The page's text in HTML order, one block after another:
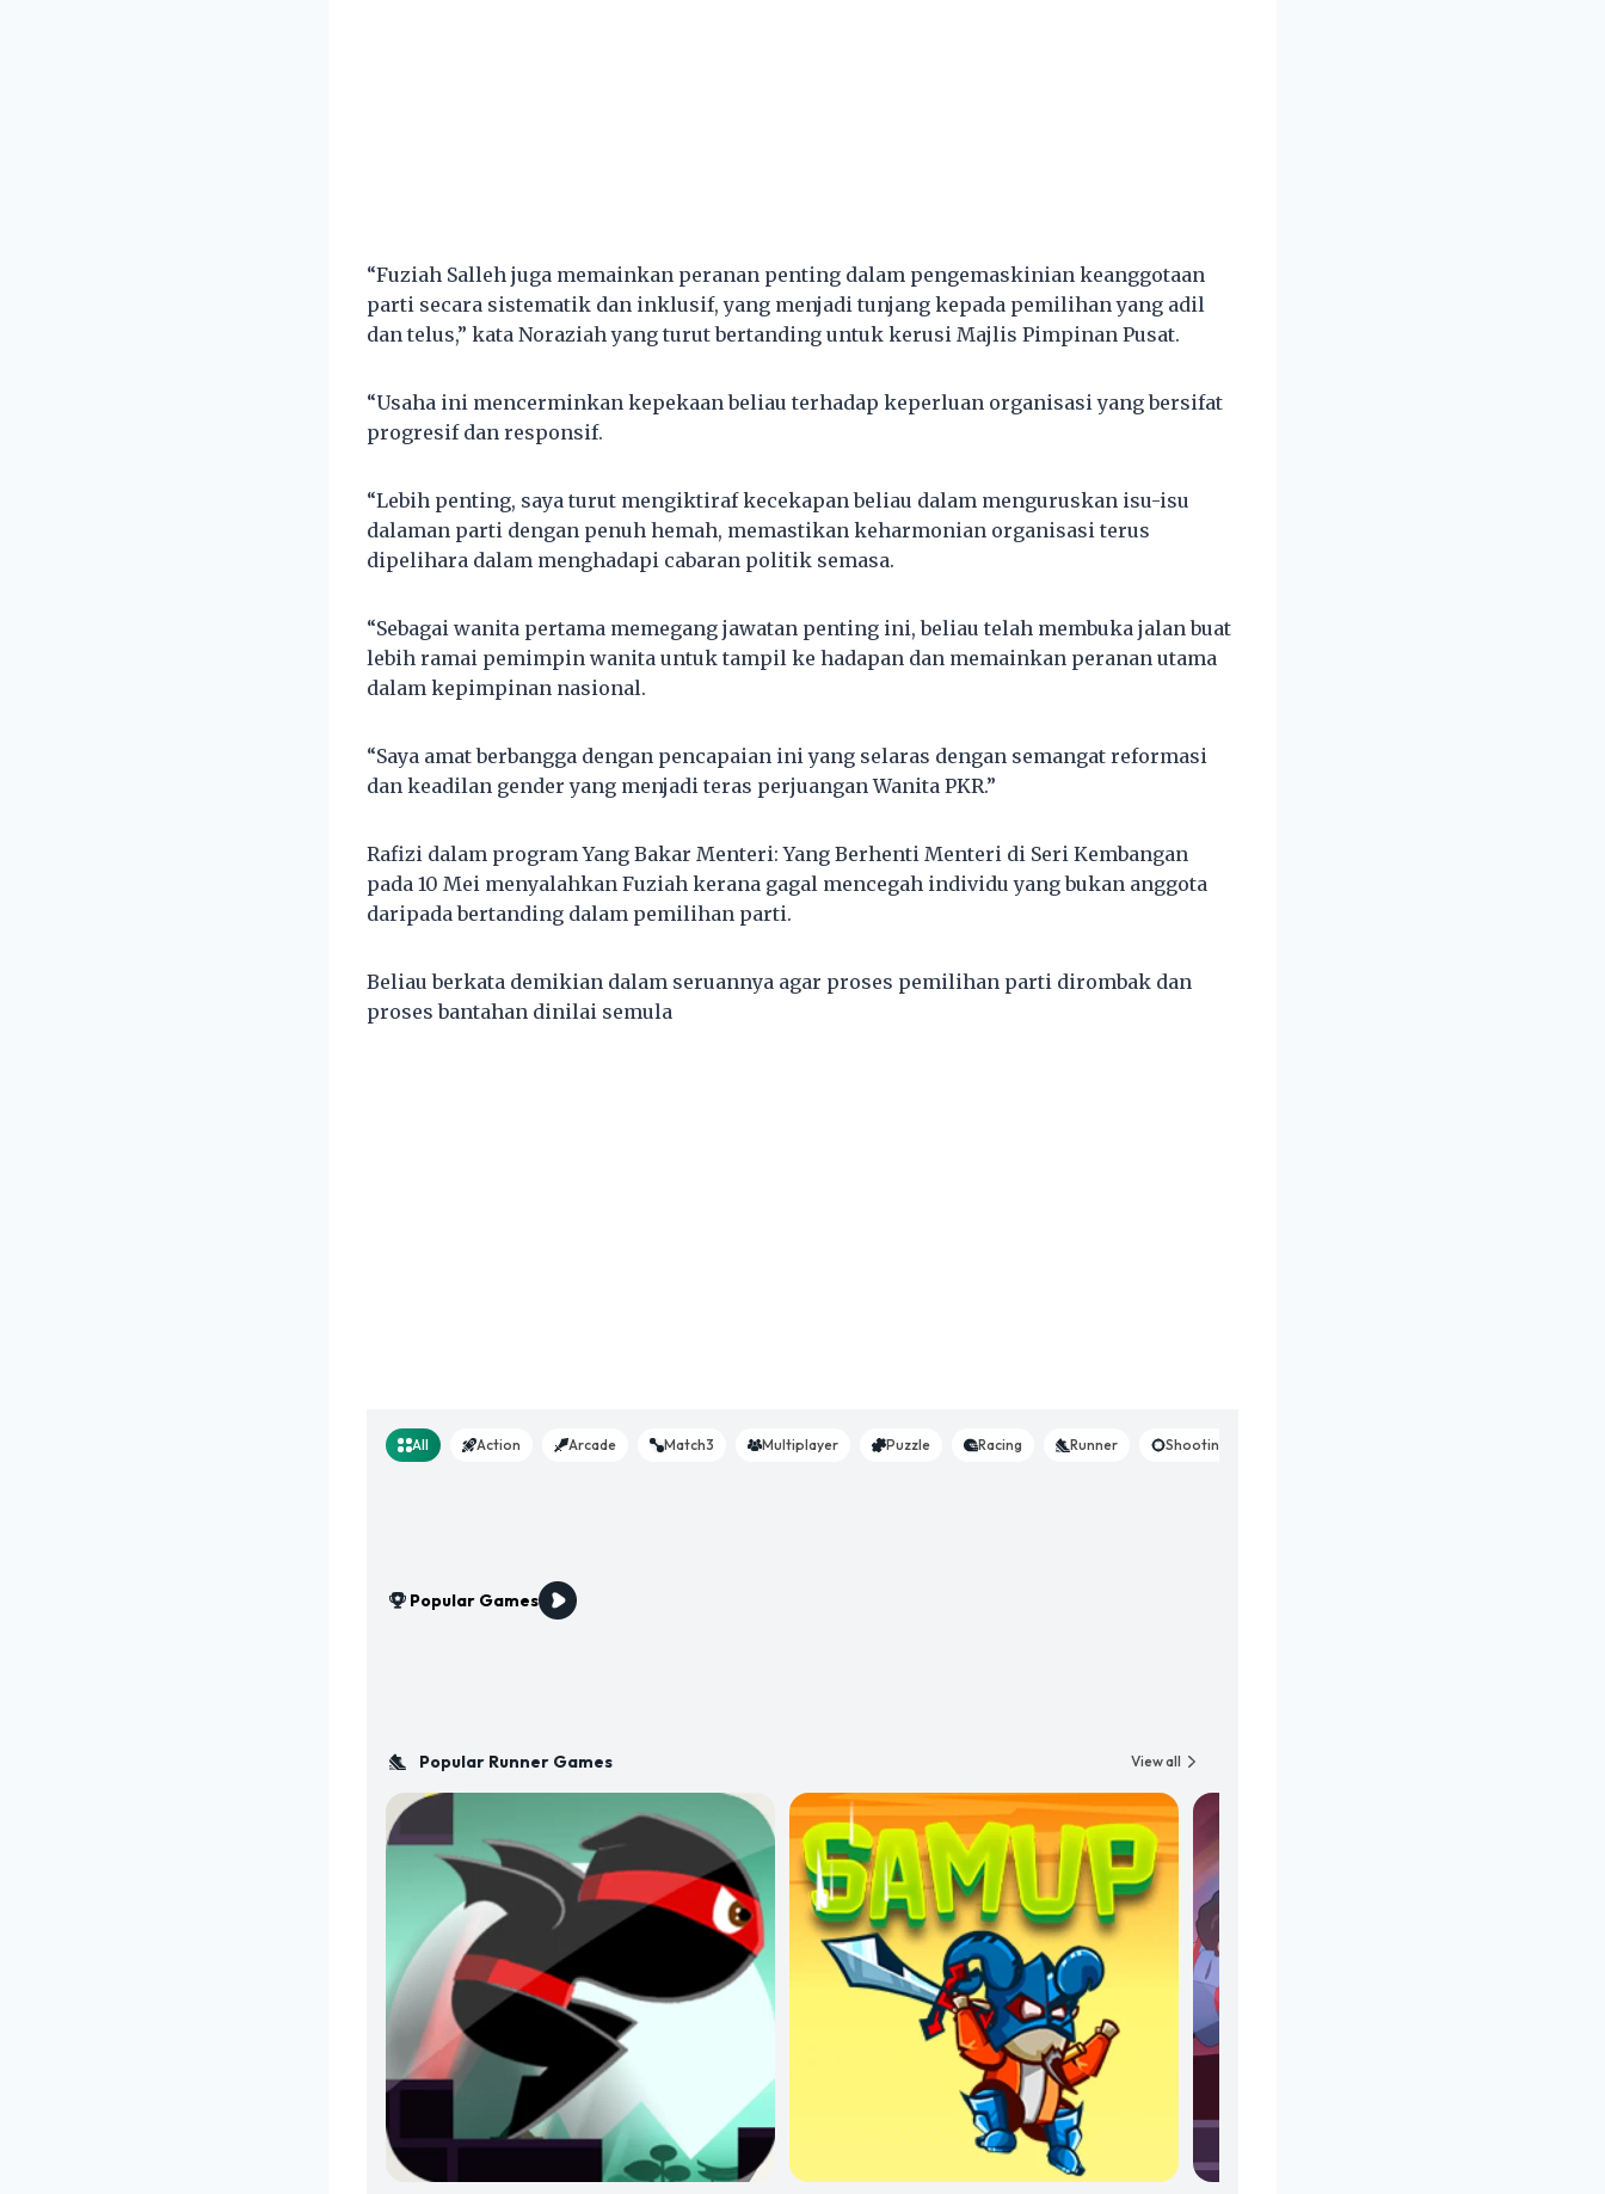
“Fuziah Salleh juga memainkan peranan penting dalam pengemaskinian keanggotaan
parti secara sistematik dan inklusif, yang menjadi tunjang kepada pemilihan yang adil
dan telus,” kata Noraziah yang turut bertanding untuk kerusi Majlis Pimpinan Pusat.
“Usaha ini mencerminkan kepekaan beliau terhadap keperluan organisasi yang bersifat
progresif dan responsif.
“Lebih penting, saya turut mengiktiraf kecekapan beliau dalam menguruskan isu-isu
dalaman parti dengan penuh hemah, memastikan keharmonian organisasi terus
dipelihara dalam menghadapi cabaran politik semasa.
“Sebagai wanita pertama memegang jawatan penting ini, beliau telah membuka jalan buat
lebih ramai pemimpin wanita untuk tampil ke hadapan dan memainkan peranan utama
dalam kepimpinan nasional.
“Saya amat berbangga dengan pencapaian ini yang selaras dengan semangat reformasi
dan keadilan gender yang menjadi teras perjuangan Wanita PKR.”
Rafizi dalam program Yang Bakar Menteri: Yang Berhenti Menteri di Seri Kembangan
pada 10 Mei menyalahkan Fuziah kerana gagal mencegah individu yang bukan anggota
daripada bertanding dalam pemilihan parti.
Beliau berkata demikian dalam seruannya agar proses pemilihan parti dirombak dan
proses bantahan dinilai semula